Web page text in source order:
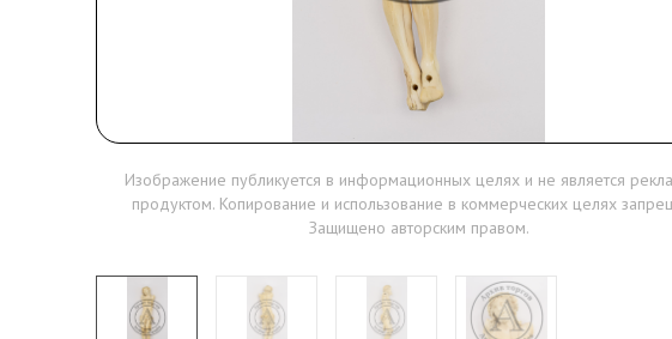
Изображение публикуется в информационных целях и не является
продуктом. Копирование и использование в коммерческих целях
Защищено авторским правом.